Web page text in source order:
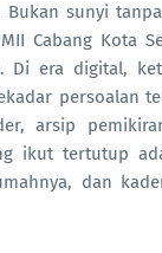
sunyi
Cabang Kota
Di era digital,
persoalan
arsip
ikut tertutup
dan